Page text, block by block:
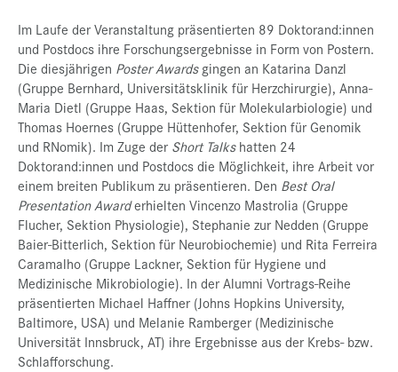
Im Laufe der Veranstaltung präsentierten 89 Doktorand:innen
und Postdocs ihre Forschungsergebnisse in Form von Postern.
Die diesjährigen Poster Awardsgingen an Katarina Danzl
(Gruppe Bernhard, Universitätsklinik für Herzchirurgie), Anna-
Maria Dietl (Gruppe Haas, Sektion für Molekularbiologie) und
Thomas Hoernes (Gruppe Hüttenhofer, Sektion für Genomik
und RNomik). Im Zuge der Short Talkshatten 24
Doktorand:innen und Postdocs die Möglichkeit, ihre Arbeit vor
einem breiten Publikum zu präsentieren. Den Best Oral
Presentation Awarderhielten Vincenzo Mastrolia (Gruppe
Flucher, Sektion Physiologie), Stephanie zur Nedden (Gruppe
Baier-Bitterlich, Sektion für Neurobiochemie) und Rita Ferreira
Caramalho (Gruppe Lackner, Sektion für Hygiene und
Medizinische Mikrobiologie). In der Alumni Vortrags-Reihe
präsentierten Michael Haffner (Johns Hopkins University,
Baltimore, USA) und Melanie Ramberger (Medizinische
Universität Innsbruck, AT) ihre Ergebnisse aus der Krebs- bzw.
Schlafforschung.